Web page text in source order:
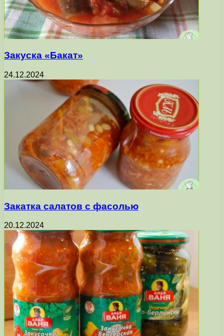
Закуска «Бакат»
24.12.2024
Закатка салатов с фасолью
20.12.2024